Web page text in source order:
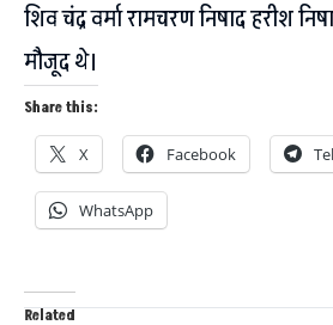
शिव चंद्र वर्मा रामचरण निषाद हरीश
मौजूद थे।
Share this:
X Facebook
WhatsApp
Related